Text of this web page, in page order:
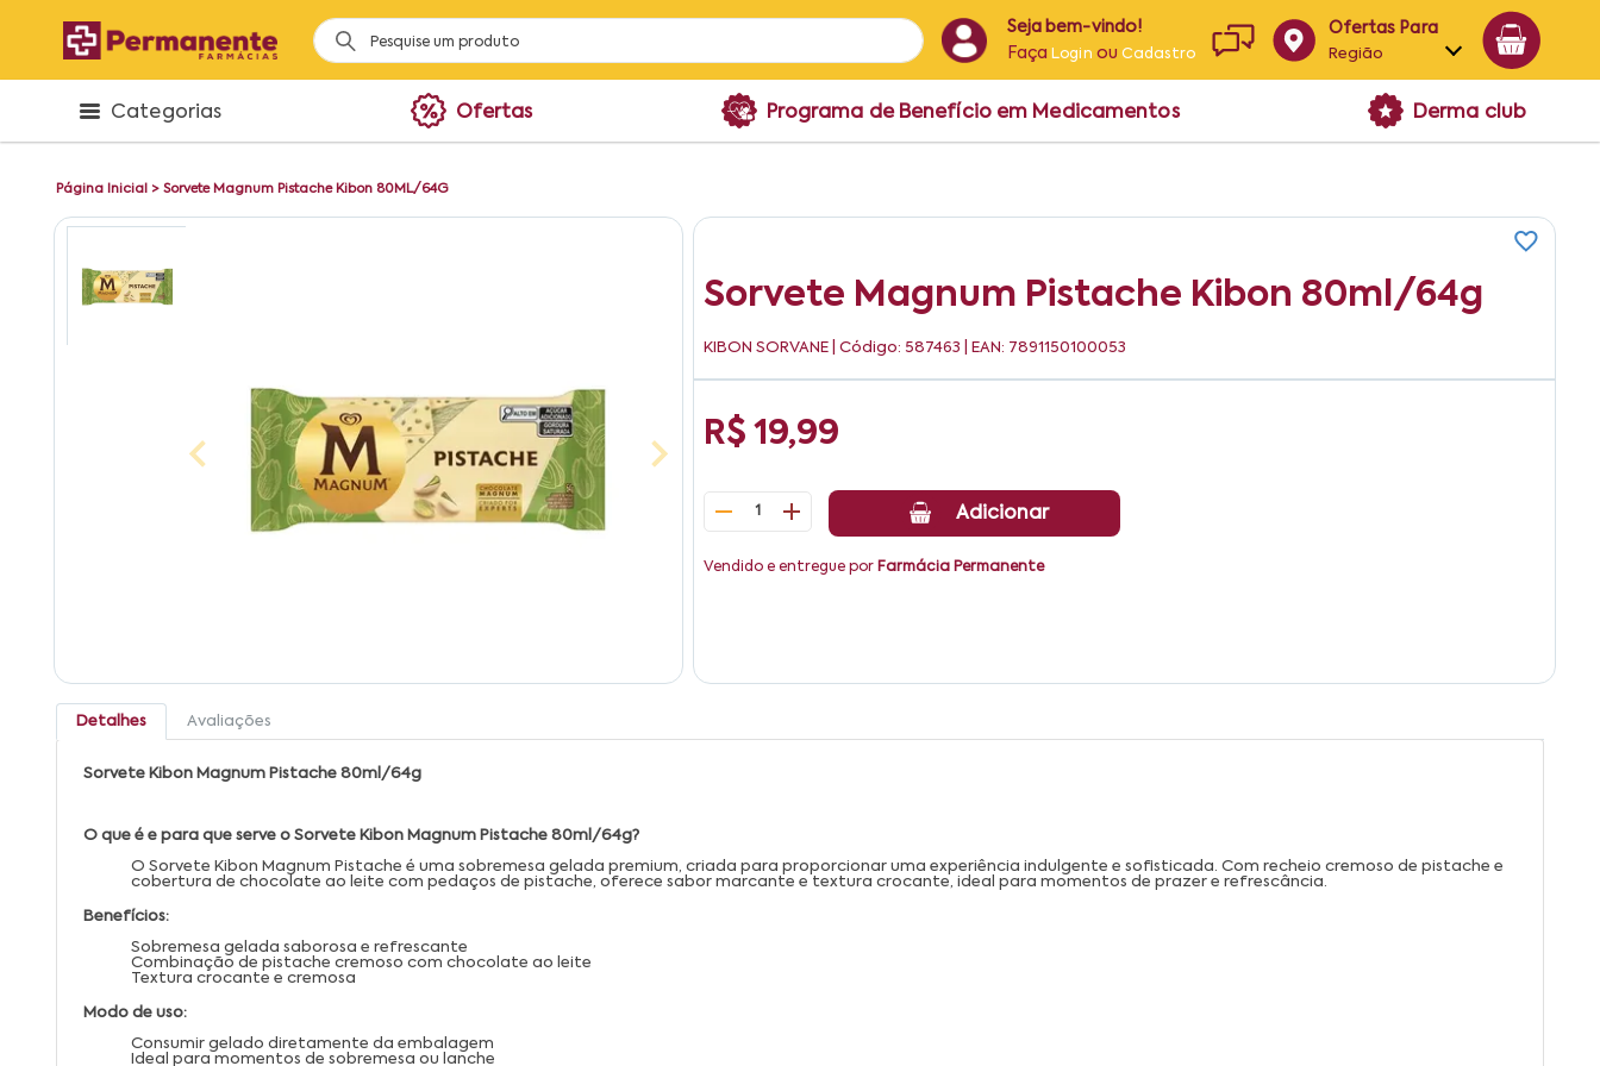
Seja bem-vindo!
Faça Login ouCadastro
Ofertas Para
Região
Alagoas
Categorias Ofertas Programa de Benefício em Medicamentos Derma club
Página Inicial > Sorvete Magnum Pistache Kibon 80ML/64G
Sorvete Magnum Pistache Kibon 80ml/64g
KIBON SORVANE | Código: 587463 | EAN: 7891150100053
R$ 19,99
1 Adicionar
Vendido e entregue por Farmácia Permanente
Detalhes Avaliações
Sorvete Kibon Magnum Pistache 80ml/64g
O que é e para que serve o Sorvete Kibon Magnum Pistache 80ml/64g?
O Sorvete Kibon Magnum Pistache é uma sobremesa gelada premium, criada para proporcionar uma experiência indulgente e sofisticada. Com recheio cremoso de pistache e
cobertura de chocolate ao leite com pedaços de pistache, oferece sabor marcante e textura crocante, ideal para momentos de prazer e refrescância.
Benefícios:
Sobremesa gelada saborosa e refrescante
Combinação de pistache cremoso com chocolate ao leite
Textura crocante e cremosa
Modo de uso:
Consumir gelado diretamente da embalagem
Ideal para momentos de sobremesa ou lanche